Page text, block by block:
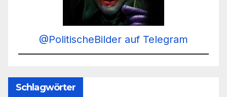
@PolitischeBilder auf Telegram
Schlagwörter